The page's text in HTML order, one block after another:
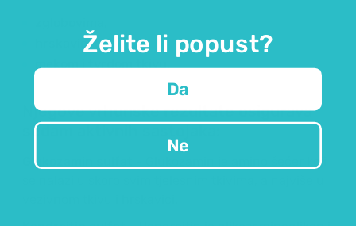
hrskavici te
mekom i tvrdom tkivu.
Njegove vrhunske rezultate osigurava
sedam aktivnih sastojaka:
Glukozamin sulfat
- Glukozamin je amino šećer koji
Želite li popust?
Da
Ne